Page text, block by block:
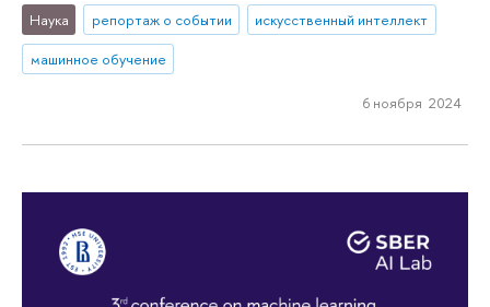
Наука репортаж о событии
искусственный интеллект
машинное обучение
6 ноября 2024